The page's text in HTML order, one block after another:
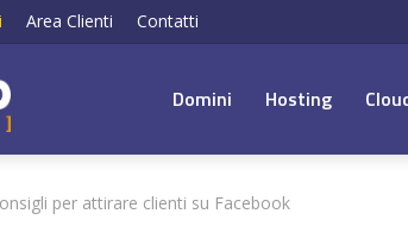
Area Clienti Contatti
Domini Hosting
per attirare clienti su Facebook